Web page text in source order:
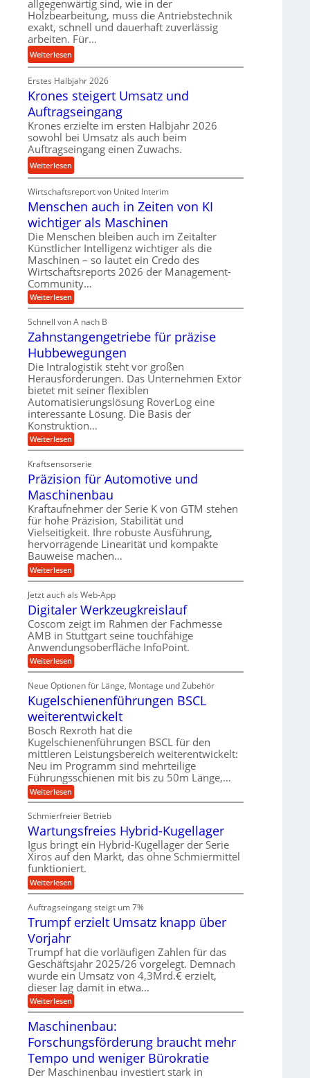
n
d
l
l
s
e
n
s
o
r
e
n
w
i
n
d
e
r
i
e
b
u
n
d
H
y
d
r
a
u
l
i
k
i
m
V
e
r
g
l
e
i
c
h
allgegenwärtig sind, wie in der
Holzbearbeitung, muss die Antriebstechnik
exakt, schnell und dauerhaft zuverlässig
arbeiten. Für…
Weiterlesen:
P
r
ä
i
s
e
u
n
a
n
g
l
e
b
i
g
e
u
g
e
l
g
e
w
i
n
d
e
r
i
e
b
e
f
ü
r
r
a
u
e
U
m
g
e
b
n
g
e
n
Erstes Halbjahr 2026
Krones steigert Umsatz und
Auftragseingang
Krones erzielte im ersten Halbjahr 2026
sowohl bei Umsatz als auch beim
Auftragseingang einen Zuwachs.
Weiterlesen:
K
r
o
e
s
s
t
e
i
g
e
r
t
m
s
a
t
z
u
n
d
A
u
f
t
r
a
g
s
e
i
n
g
a
n
g
Wirtschaftsreport von United Interim
Menschen auch in Zeiten von KI
wichtiger als Maschinen
Die Menschen bleiben auch im Zeitalter
Künstlicher Intelligenz wichtiger als die
Maschinen – so lautet ein Credo des
Wirtschaftsreports 2026 der Management-
Community…
Weiterlesen:
M
n
s
c
h
e
n
a
u
c
h
i
n
Z
e
i
e
n
v
o
n
K
I
w
i
c
h
i
g
e
r
a
l
s
M
a
s
c
h
i
n
e
n
Schnell von A nach B
Zahnstangengetriebe für präzise
Hubbewegungen
Die Intralogistik steht vor großen
Herausforderungen. Das Unternehmen Extor
bietet mit seiner flexiblen
Automatisierungslösung RoverLog eine
interessante Lösung. Die Basis der
Konstruktion…
Weiterlesen:
Z
h
n
s
t
a
n
g
e
n
g
e
t
r
i
b
e
f
ü
r
p
r
z
i
e
H
u
b
b
e
w
e
g
n
g
e
n
Kraftsensorserie
Präzision für Automotive und
Maschinenbau
Kraftaufnehmer der Serie K von GTM stehen
für hohe Präzision, Stabilität und
Vielseitigkeit. Ihre robuste Ausführung,
hervorragende Linearität und kompakte
Bauweise machen…
Weiterlesen:
P
ä
z
i
s
i
o
n
f
ü
r
A
u
t
o
m
o
i
v
e
u
n
d
M
a
s
c
h
i
n
e
b
a
u
Jetzt auch als Web-App
Digitaler Werkzeugkreislauf
Coscom zeigt im Rahmen der Fachmesse
AMB in Stuttgart seine touchfähige
Anwendungsoberfläche InfoPoint.
Weiterlesen:
D
g
i
t
a
l
e
r
W
e
r
k
z
e
u
k
r
e
s
l
a
f
Neue Optionen für Länge, Montage und Zubehör
Kugelschienenführungen BSCL
weiterentwickelt
Bosch Rexroth hat die
Kugelschienenführungen BSCL für den
mittleren Leistungsbereich weiterentwickelt:
Neu im Programm sind mehrteilige
Führungsschienen mit bis zu 50m Länge,…
Weiterlesen:
K
g
e
l
s
c
h
i
e
n
e
n
r
u
n
g
e
n
B
S
C
L
e
i
Schmierfreier Betrieb
Wartungsfreies Hybrid-Kugellager
Igus bringt ein Hybrid-Kugellager der Serie
Xiros auf den Markt, das ohne Schmiermittel
funktioniert.
Weiterlesen:
W
r
t
g
s
f
r
e
i
e
H
b
r
d
Auftragseingang steigt um 7%
Trumpf erzielt Umsatz knapp über
Vorjahr
Trumpf hat die vorläufigen Zahlen für das
Geschäftsjahr 2025/26 vorgelegt. Demnach
wurde ein Umsatz von 4,3Mrd.€ erzielt,
dieser lag damit in etwa…
Weiterlesen:
T
u
m
p
f
e
Maschinenbau:
Forschungsförderung braucht mehr
Tempo und weniger Bürokratie
Der Maschinenbau investiert stark in